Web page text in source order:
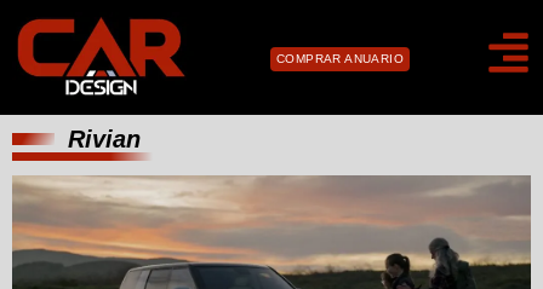
COMPRAR ANUARIO
Rivian